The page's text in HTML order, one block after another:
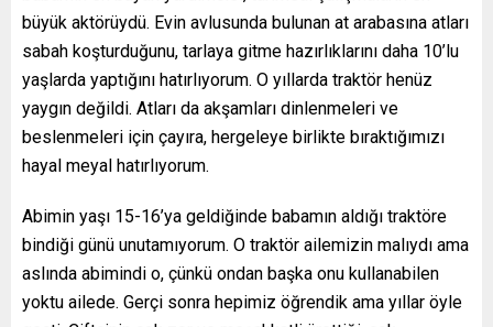
büyük aktörüydü. Evin avlusunda bulunan at arabasına atları
sabah koşturduğunu, tarlaya gitme hazırlıklarını daha 10’lu
yaşlarda yaptığını hatırlıyorum. O yıllarda traktör henüz
yaygın değildi. Atları da akşamları dinlenmeleri ve
beslenmeleri için çayıra, hergeleye birlikte bıraktığımızı
hayal meyal hatırlıyorum.
Abimin yaşı 15-16’ya geldiğinde babamın aldığı traktöre
bindiği günü unutamıyorum. O traktör ailemizin malıydı ama
aslında abimindi o, çünkü ondan başka onu kullanabilen
yoktu ailede. Gerçi sonra hepimiz öğrendik ama yıllar öyle